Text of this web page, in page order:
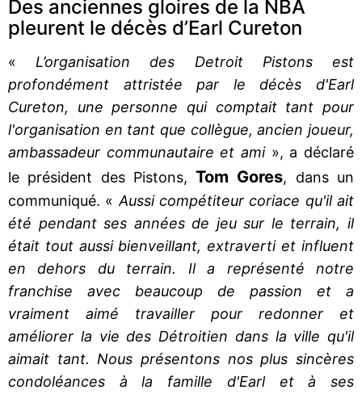
Des anciennes gloires de la NBA
pleurent le décès d’Earl Cureton
« L’organisation des Detroit Pistons est
profondément attristée par le décès d'Earl
Cureton, une personne qui comptait tant pour
l'organisation en tant que collègue, ancien joueur,
ambassadeur communautaire et ami », a déclaré
le président des Pistons,Tom Gores, dans un
communiqué. « Aussi compétiteur coriace qu'il ait
été pendant ses années de jeu sur le terrain, il
était tout aussi bienveillant, extraverti et influent
en dehors du terrain. Il a représenté notre
franchise avec beaucoup de passion et a
vraiment aimé travailler pour redonner et
améliorer la vie des Détroitien dans la ville qu'il
aimait tant. Nous présentons nos plus sincères
condoléances à la famille d'Earl et à ses